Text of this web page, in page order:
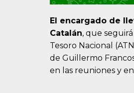
El encargado de
Catalán, que
Tesoro Nacional
de Guillermo
en las reuniones y